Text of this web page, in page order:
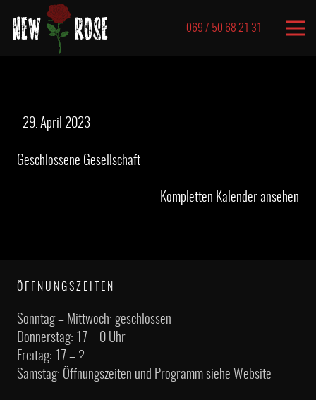
069 / 50 68 21 31
Geschlossene
Gesellschaft
29. April 2023
Geschlossene Gesellschaft
Kompletten Kalender ansehen
ÖFFNUNGSZEITEN
Sonntag – Mittwoch: geschlossen
Donnerstag: 17 – 0 Uhr
Freitag: 17 – ?
Samstag: Öffnungszeiten und Programm siehe Website